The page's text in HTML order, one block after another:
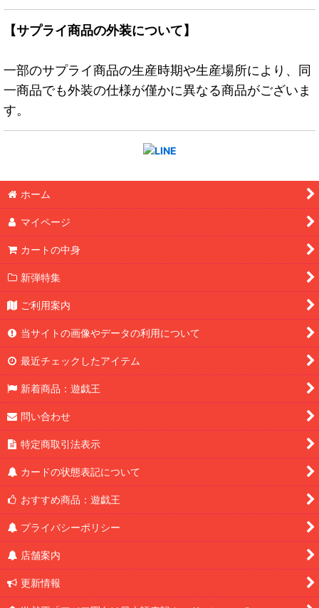
【サプライ商品の外装について】
一部のサプライ商品の生産時期や生産場所により、同
一商品でも外装の仕様が僅かに異なる商品がございま
す。
ホーム
マイページ
カートの中身
新弾特集
ご利用案内
当サイトの画像やデータの利用について
最近チェックしたアイテム
新着商品：遊戯王
問い合わせ
特定商取引法表示
カードの状態表記について
おすすめ商品：遊戯王
プライバシーポリシー
店舗案内
更新情報